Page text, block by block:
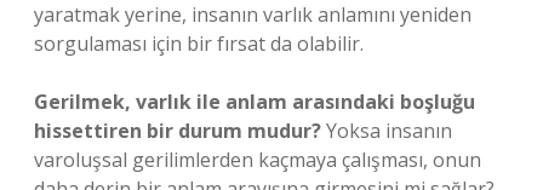
yaratmak yerine, insanın varlık anlamını yeniden
sorgulaması için bir fırsat da olabilir.
Gerilmek, varlık ile anlam arasındaki boşluğu
hissettiren bir durum mudur?Yoksa insanın
varoluşsal gerilimlerden kaçmaya çalışması, onun